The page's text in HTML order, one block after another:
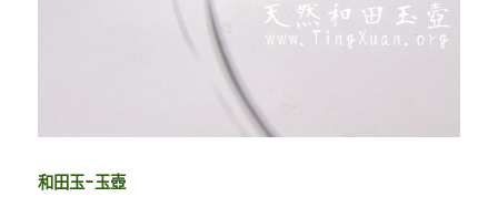
和田玉-玉壺